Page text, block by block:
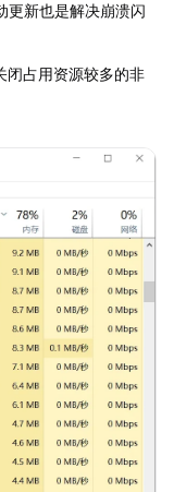
更新也是解决崩溃闪
闭占用资源较多的非